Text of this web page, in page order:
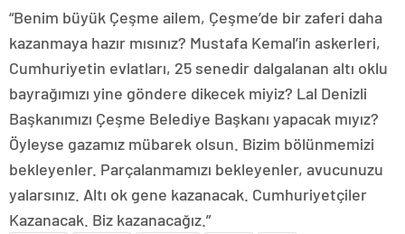
“Benim büyük Çeşme ailem, Çeşme’de bir zaferi daha
kazanmaya hazır mısınız? Mustafa Kemal’in askerleri,
Cumhuriyetin evlatları, 25 senedir dalgalanan altı oklu
bayrağımızı yine göndere dikecek miyiz? Lal Denizli
Başkanımızı Çeşme Belediye Başkanı yapacak mıyız?
Öyleyse gazamız mübarek olsun. Bizim bölünmemizi
bekleyenler. Parçalanmamızı bekleyenler, avucunuzu
yalarsınız. Altı ok gene kazanacak. Cumhuriyetçiler
Kazanacak. Biz kazanacağız.”